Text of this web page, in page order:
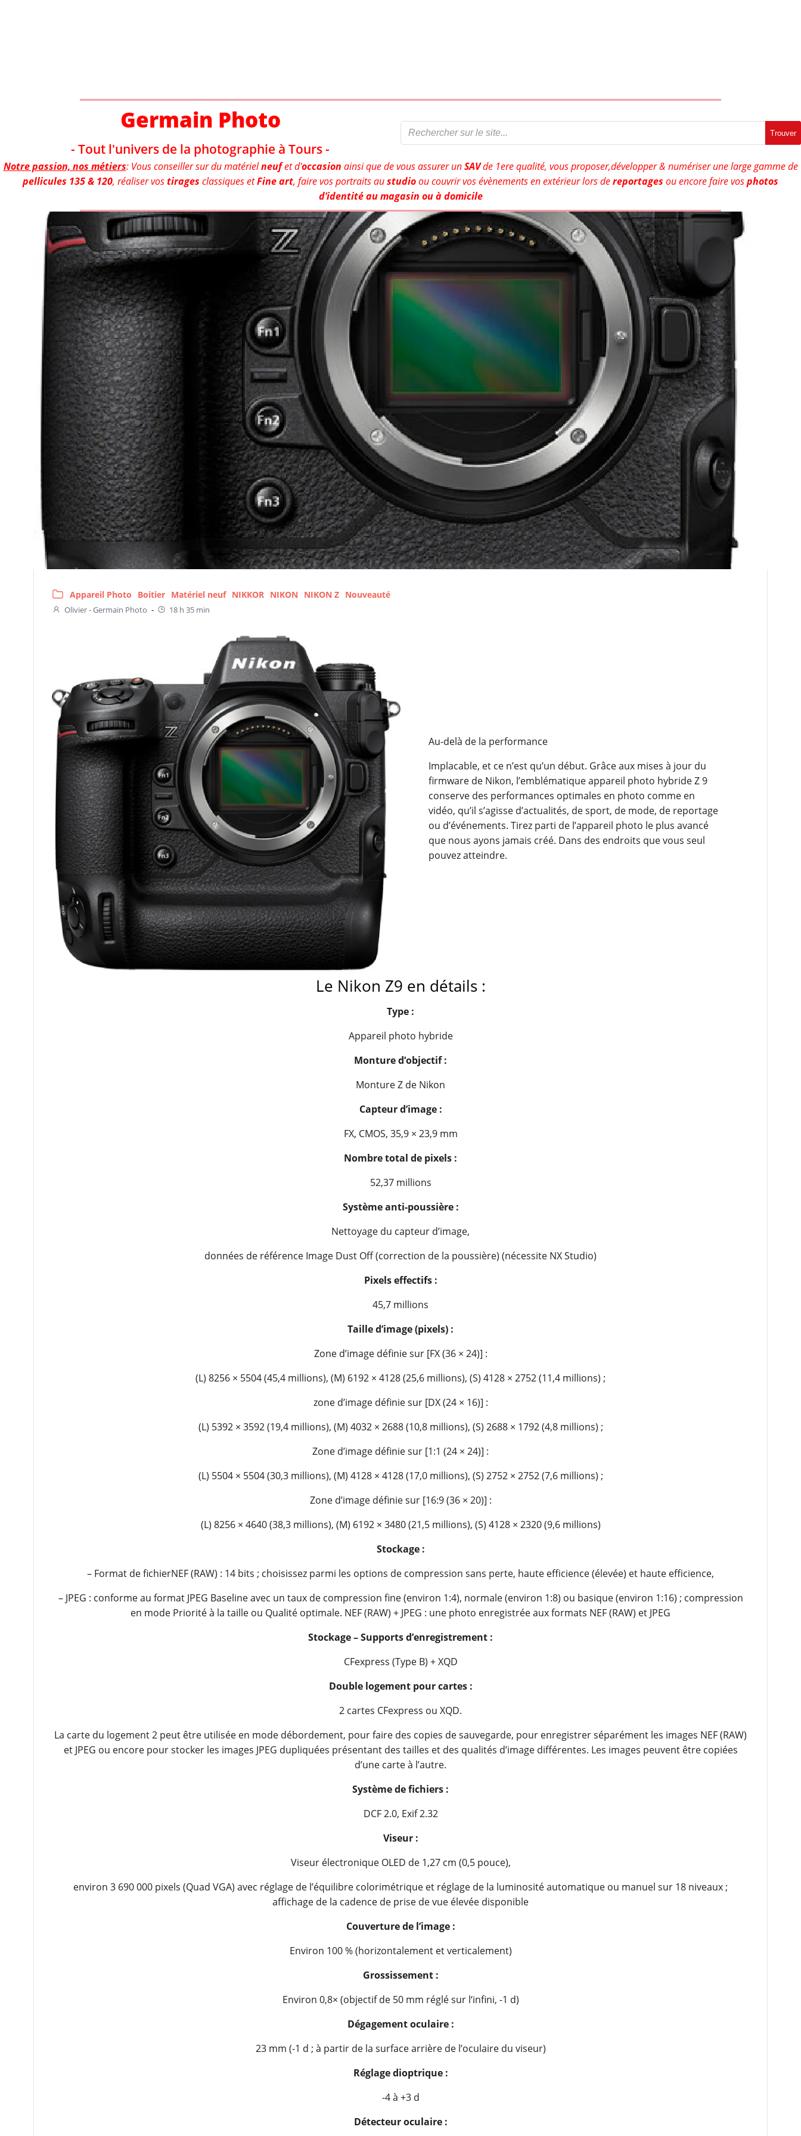
Germain Photo
- Tout l'univers de la photographie à Tours -
Trouver
Notre passion, nos métiers: Vous conseiller sur du matérielneuf et d'occasion ainsi que de vous assurer unSAVde 1ere qualité, vous proposer,développer & numériser une large gamme de
pellicules 135 & 120, réaliser vostirages classiques etFine art, faire vos portraits austudioou couvrir vos évènements en extérieur lors dereportages ou encore faire vosphotos
d’identité au magasin ou à domicile
Appareil Photo Boitier Matériel neuf NIKKOR NIKON NIKON Z Nouveauté
Olivier - Germain Photo - 18 h 35 min
Au-delà de la performance
Implacable, et ce n’est qu’un début. Grâce aux mises à jour du
firmware de Nikon, l’emblématique appareil photo hybride Z 9
conserve des performances optimales en photo comme en
vidéo, qu’il s’agisse d’actualités, de sport, de mode, de reportage
ou d’événements. Tirez parti de l’appareil photo le plus avancé
que nous ayons jamais créé. Dans des endroits que vous seul
pouvez atteindre.
Le Nikon Z9 en détails :
Type :
Appareil photo hybride
Monture dʼobjectif :
Monture Z de Nikon
Capteur d’image :
FX, CMOS, 35,9 × 23,9 mm
Nombre total de pixels :
52,37 millions
Système anti-poussière :
Nettoyage du capteur d’image,
données de référence Image Dust Off (correction de la poussière) (nécessite NX Studio)
Pixels effectifs :
45,7 millions
Taille dʼimage (pixels) :
Zone d’image définie sur [FX (36 × 24)] :
(L) 8256 × 5504 (45,4 millions), (M) 6192 × 4128 (25,6 millions), (S) 4128 × 2752 (11,4 millions) ;
zone d’image définie sur [DX (24 × 16)] :
(L) 5392 × 3592 (19,4 millions), (M) 4032 × 2688 (10,8 millions), (S) 2688 × 1792 (4,8 millions) ;
Zone d’image définie sur [1:1 (24 × 24)] :
(L) 5504 × 5504 (30,3 millions), (M) 4128 × 4128 (17,0 millions), (S) 2752 × 2752 (7,6 millions) ;
Zone d’image définie sur [16:9 (36 × 20)] :
(L) 8256 × 4640 (38,3 millions), (M) 6192 × 3480 (21,5 millions), (S) 4128 × 2320 (9,6 millions)
Stockage :
– Format de fichierNEF (RAW) : 14 bits ; choisissez parmi les options de compression sans perte, haute efficience (élevée) et haute efficience,
– JPEG : conforme au format JPEG Baseline avec un taux de compression fine (environ 1:4), normale (environ 1:8) ou basique (environ 1:16) ; compression
en mode Priorité à la taille ou Qualité optimale. NEF (RAW) + JPEG : une photo enregistrée aux formats NEF (RAW) et JPEG
Stockage – Supports dʼenregistrement :
CFexpress (Type B) + XQD
Double logement pour cartes :
2 cartes CFexpress ou XQD.
La carte du logement 2 peut être utilisée en mode débordement, pour faire des copies de sauvegarde, pour enregistrer séparément les images NEF (RAW)
et JPEG ou encore pour stocker les images JPEG dupliquées présentant des tailles et des qualités d’image différentes. Les images peuvent être copiées
d’une carte à l’autre.
Système de fichiers :
DCF 2.0, Exif 2.32
Viseur :
Viseur électronique OLED de 1,27 cm (0,5 pouce),
environ 3 690 000 pixels (Quad VGA) avec réglage de l’équilibre colorimétrique et réglage de la luminosité automatique ou manuel sur 18 niveaux ;
affichage de la cadence de prise de vue élevée disponible
Couverture de lʼimage :
Environ 100 % (horizontalement et verticalement)
Grossissement :
Environ 0,8× (objectif de 50 mm réglé sur l‘infini, -1 d)
Dégagement oculaire :
23 mm (-1 d ; à partir de la surface arrière de l’oculaire du viseur)
Réglage dioptrique :
-4 à +3 d
Détecteur oculaire :